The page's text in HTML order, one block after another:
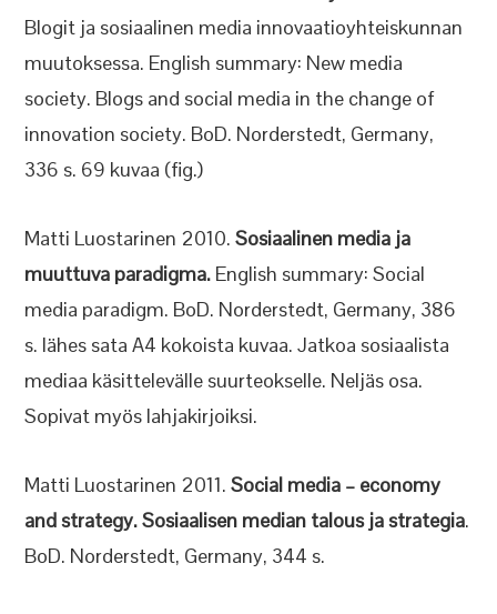
Blogit ja sosiaalinen media innovaatioyhteiskunnan
muutoksessa. English summary: New media
society. Blogs and social media in the change of
innovation society. BoD. Norderstedt, Germany,
336 s. 69 kuvaa (fig.)
Matti Luostarinen 2010.Sosiaalinen media ja
muuttuva paradigma. English summary: Social
media paradigm. BoD. Norderstedt, Germany, 386
s. lähes sata A4 kokoista kuvaa. Jatkoa sosiaalista
mediaa käsittelevälle suurteokselle. Neljäs osa.
Sopivat myös lahjakirjoiksi.
Matti Luostarinen 2011.Social media – economy
and strategy. Sosiaalisen median talous ja strategia.
BoD. Norderstedt, Germany, 344 s.